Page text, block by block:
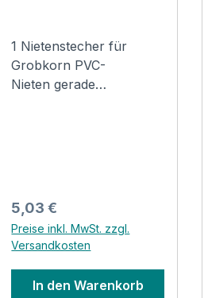
1 Nietenstecher für
Grobkorn PVC-
Nieten gerade
Regulärer Preis:
5,03 €
Preise inkl. MwSt. zzgl.
Versandkosten
In den Warenkorb